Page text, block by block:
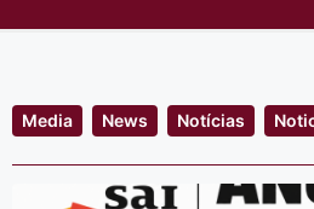
Media News Notícias